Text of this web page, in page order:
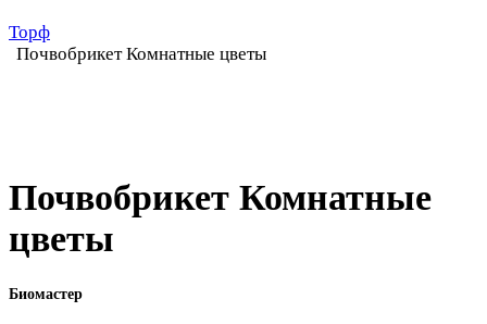
Торф
Почвобрикет Комнатные цветы
Почвобрикет Комнатные
цветы
Биомастер